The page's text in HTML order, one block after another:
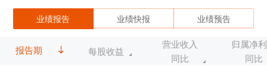
业绩报告 业绩快报 业绩预告
报告期 每股收益
营业收入
同比
归属净
同比